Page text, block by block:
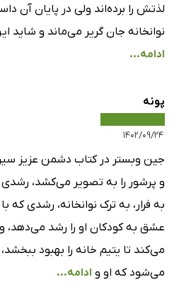
لذتش را برده‌اند ولی در پایان آن
نوانخانه جان گریر می‌ماند و شاید
ادامه...
پونه
۱۴۰۲/۰۹/۲۴
جین وبستر در کتاب دشمن عزیز
و پرشور را به تصویر می‌کشد، رشدی
به فرار، به ترک نوانخانه، رشدی
عشق به کودکان او را رشد
می‌کند تا یتیم خانه را بهبود
می‌شود که او و ادامه...